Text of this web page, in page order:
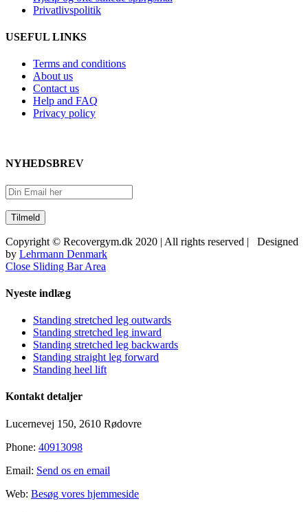
Privatlivspolitik
USEFUL LINKS
Terms and conditions
About us
Contact us
Help and FAQ
Privacy policy
NYHEDSBREV
Copyright © Recovergym.dk 2020 | All rights reserved | Designed
by Lehrmann Denmark
Close Sliding Bar Area
Nyeste indlæg
Standing stretched leg outwards
Standing stretched leg inward
Standing stretched leg backwards
Standing straight leg forward
Standing heel lift
Kontakt detaljer
Lucernevej 150, 2610 Rødovre
Phone: 40913098
Email: Send os en email
Web: Besøg vores hjemmeside